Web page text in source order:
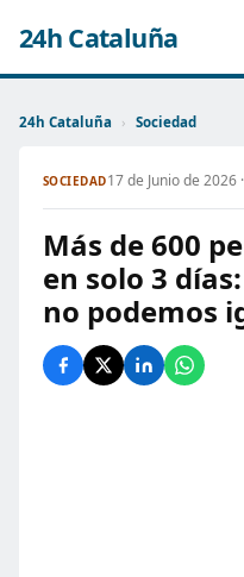
24h Cataluña
24h Cataluña › Sociedad
SOCIEDAD17 de Junio de 2026
Más de 600
en solo 3
no podemos